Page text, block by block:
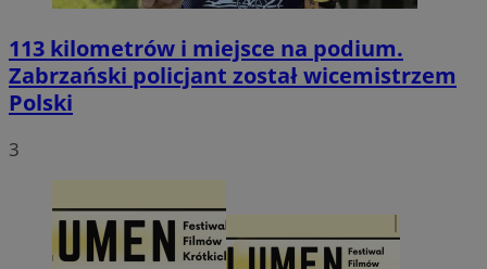
113 kilometrów i miejsce na podium.
Zabrzański policjant został wicemistrzem
Polski
3